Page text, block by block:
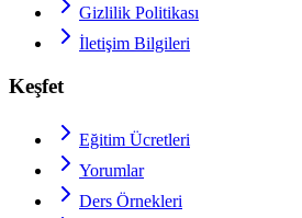
Gizlilik Politikası
İletişim Bilgileri
Keşfet
Eğitim Ücretleri
Yorumlar
Ders Örnekleri